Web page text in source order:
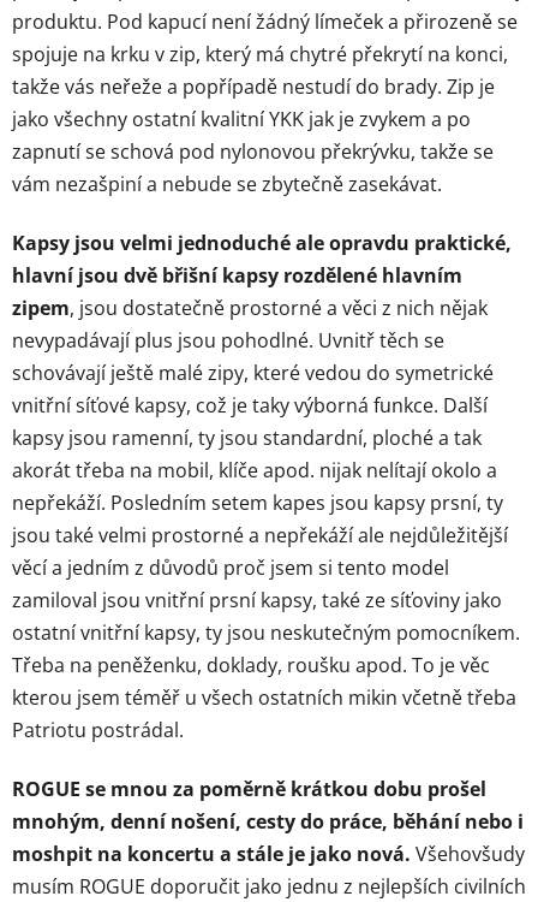
produktu. Pod kapucí není žádný límeček a přirozeně se
spojuje na krku v zip, který má chytré překrytí na konci,
takže vás neřeže a popřípadě nestudí do brady. Zip je
jako všechny ostatní kvalitní YKK jak je zvykem a po
zapnutí se schová pod nylonovou překrývku, takže se
vám nezašpiní a nebude se zbytečně zasekávat.
Kapsy jsou velmi jednoduché ale opravdu praktické,
hlavní jsou dvě břišní kapsy rozdělené hlavním
zipem, jsou dostatečně prostorné a věci z nich nějak
nevypadávají plus jsou pohodlné. Uvnitř těch se
schovávají ještě malé zipy, které vedou do symetrické
vnitřní síťové kapsy, což je taky výborná funkce. Další
kapsy jsou ramenní, ty jsou standardní, ploché a tak
akorát třeba na mobil, klíče apod. nijak nelítají okolo a
nepřekáží. Posledním setem kapes jsou kapsy prsní, ty
jsou také velmi prostorné a nepřekáží ale nejdůležitější
věcí a jedním z důvodů proč jsem si tento model
zamiloval jsou vnitřní prsní kapsy, také ze síťoviny jako
ostatní vnitřní kapsy, ty jsou neskutečným pomocníkem.
Třeba na peněženku, doklady, roušku apod. To je věc
kterou jsem téměř u všech ostatních mikin včetně třeba
Patriotu postrádal.
ROGUE se mnou za poměrně krátkou dobu prošel
mnohým, denní nošení, cesty do práce, běhání nebo i
moshpit na koncertu a stále je jako nová. Všehovšudy
musím ROGUE doporučit jako jednu z nejlepších civilních